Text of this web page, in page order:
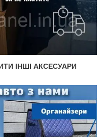
ІНШІ АКСЕСУАРИ